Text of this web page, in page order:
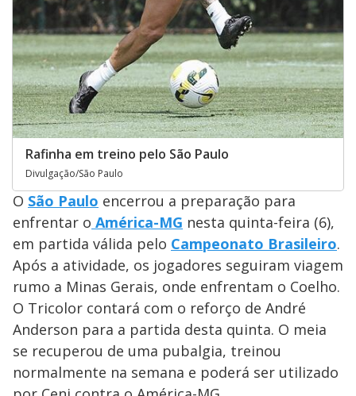
Rafinha em treino pelo São Paulo
Divulgação/São Paulo
O São Paulo encerrou a preparação para
enfrentar o América-MG nesta quinta-feira (6),
em partida válida pelo Campeonato Brasileiro.
Após a atividade, os jogadores seguiram viagem
rumo a Minas Gerais, onde enfrentam o Coelho.
O Tricolor contará com o reforço de André
Anderson para a partida desta quinta. O meia
se recuperou de uma pubalgia, treinou
normalmente na semana e poderá ser utilizado